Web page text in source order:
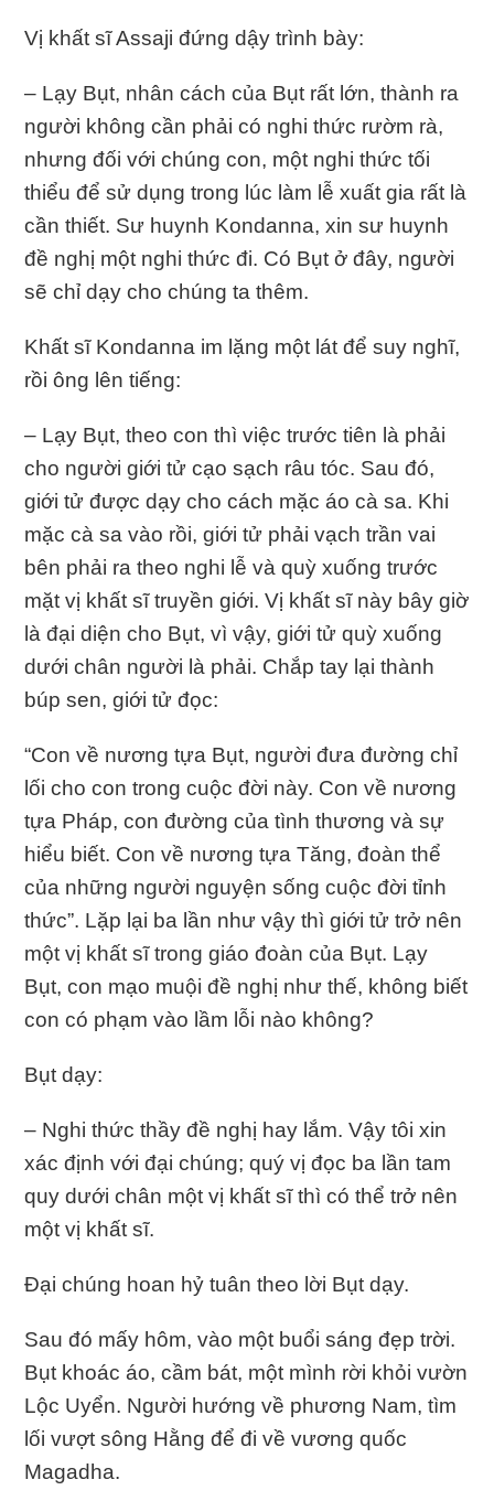
Vị khất sĩ Assaji đứng dậy trình bày:
– Lạy Bụt, nhân cách của Bụt rất lớn, thành ra
người không cần phải có nghi thức rườm rà,
nhưng đối với chúng con, một nghi thức tối
thiểu để sử dụng trong lúc làm lễ xuất gia rất là
cần thiết. Sư huynh Kondanna, xin sư huynh
đề nghị một nghi thức đi. Có Bụt ở đây, người
sẽ chỉ dạy cho chúng ta thêm.
Khất sĩ Kondanna im lặng một lát để suy nghĩ,
rồi ông lên tiếng:
– Lạy Bụt, theo con thì việc trước tiên là phải
cho người giới tử cạo sạch râu tóc. Sau đó,
giới tử được dạy cho cách mặc áo cà sa. Khi
mặc cà sa vào rồi, giới tử phải vạch trần vai
bên phải ra theo nghi lễ và quỳ xuống trước
mặt vị khất sĩ truyền giới. Vị khất sĩ này bây giờ
là đại diện cho Bụt, vì vậy, giới tử quỳ xuống
dưới chân người là phải. Chắp tay lại thành
búp sen, giới tử đọc:
“Con về nương tựa Bụt, người đưa đường chỉ
lối cho con trong cuộc đời này. Con về nương
tựa Pháp, con đường của tình thương và sự
hiểu biết. Con về nương tựa Tăng, đoàn thể
của những người nguyện sống cuộc đời tỉnh
thức”. Lặp lại ba lần như vậy thì giới tử trở nên
một vị khất sĩ trong giáo đoàn của Bụt. Lạy
Bụt, con mạo muội đề nghị như thế, không biết
con có phạm vào lầm lỗi nào không?
Bụt dạy:
– Nghi thức thầy đề nghị hay lắm. Vậy tôi xin
xác định với đại chúng; quý vị đọc ba lần tam
quy dưới chân một vị khất sĩ thì có thể trở nên
một vị khất sĩ.
Đại chúng hoan hỷ tuân theo lời Bụt dạy.
Sau đó mấy hôm, vào một buổi sáng đẹp trời.
Bụt khoác áo, cầm bát, một mình rời khỏi vườn
Lộc Uyển. Người hướng về phương Nam, tìm
lối vượt sông Hằng để đi về vương quốc
Magadha.